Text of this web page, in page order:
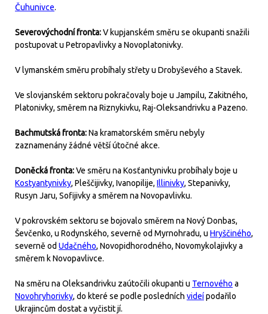
Čuhunivce.
Severovýchodní fronta:V kupjanském směru se okupanti snažili
postupovat u Petropavlivky a Novoplatonivky.
V lymanském směru probíhaly střety u Drobyševého a Stavek.
Ve slovjanském sektoru pokračovaly boje u Jampilu, Zakitného,
Platonivky, směrem na Riznykivku, Raj-Oleksandrivku a Pazeno.
Bachmutská fronta:Na kramatorském směru nebyly
zaznamenány žádné větší útočné akce.
Doněcká fronta:Ve směru na Kosťantynivku probíhaly boje u
Kostyantynivky, Pleščijivky, Ivanopilije, Illinivky, Stepanivky,
Rusyn Jaru, Sofijivky a směrem na Novopavlivku.
V pokrovském sektoru se bojovalo směrem na Nový Donbas,
Ševčenko, u Rodynského, severně od Myrnohradu, u Hryščiného,
severně od Udačného, Novopidhorodného, Novomykolajivky a
směrem k Novopavlivce.
Na směru na Oleksandrivku zaútočili okupanti u Ternového a
Novohryhorivky, do které se podle posledních videípodařilo
Ukrajincům dostat a vyčistit jí.